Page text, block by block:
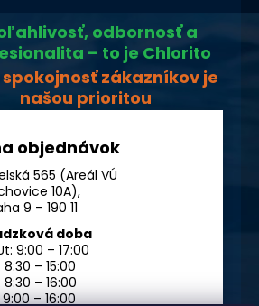
odbornosť a
– to je Chlorito
spokojnosť zákazníkov je
našou prioritou
objednávok
565 (Areál VÚ
10A),
9 – 190 11
doba
9:00 – 17:00
8:30 – 15:00
8:30 – 16:00
9:00 – 16:00